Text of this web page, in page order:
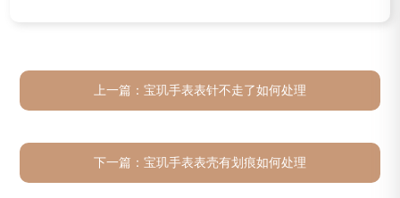
上一篇： 宝玑手表表针不走了如何处理
下一篇： 宝玑手表表壳有划痕如何处理